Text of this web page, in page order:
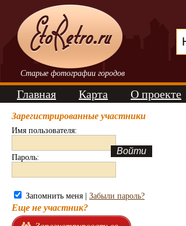
Старые фотографии городов
Главная Карта О проекте
Зарегистрированные участники
Имя пользователя:
Пароль:
Запомнить меня | Забыли пароль?
Еще не участник?